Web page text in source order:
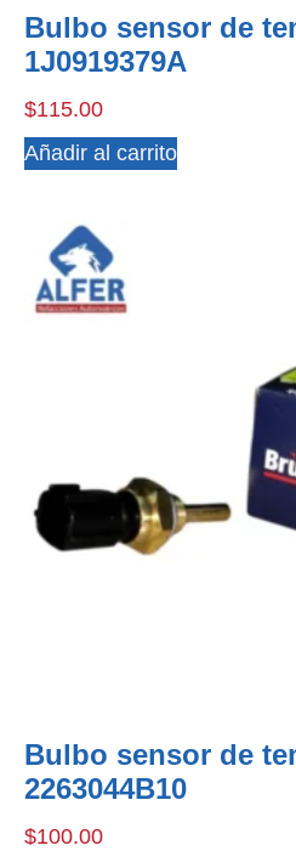
Bulbo sensor de
1J0919379A
$115.00
Añadir al carrito
Bulbo sensor de
2263044B10
$100.00